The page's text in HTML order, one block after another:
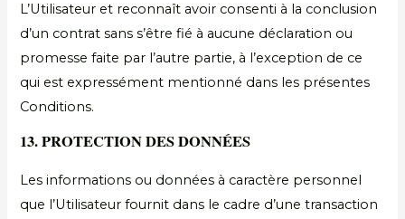
L’Utilisateur et reconnaît avoir consenti à la conclusion
d’un contrat sans s’être fié à aucune déclaration ou
promesse faite par l’autre partie, à l’exception de ce
qui est expressément mentionné dans les présentes
Conditions.
13. PROTECTION DES DONNÉES
Les informations ou données à caractère personnel
que l’Utilisateur fournit dans le cadre d’une transaction